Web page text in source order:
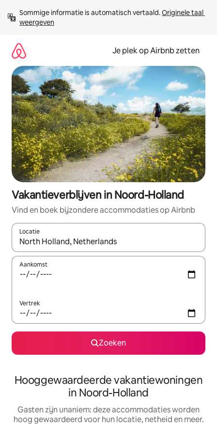
direct
naar
Sommige informatie is automatisch vertaald. Originele taal
weergeven
Je plek op Airbnb zetten
Vakantieverblijven in Noord-Holland
Vind en boek bijzondere accommodaties op Airbnb
Locatie
Wanneer er resultaten beschikbaar zijn, maak je een keuze
Aankomst
Vertrek
Zoeken
Hooggewaardeerde vakantiewoningen
in Noord-Holland
Gasten zijn unaniem: deze accommodaties worden
hoog gewaardeerd voor hun locatie, netheid en meer.